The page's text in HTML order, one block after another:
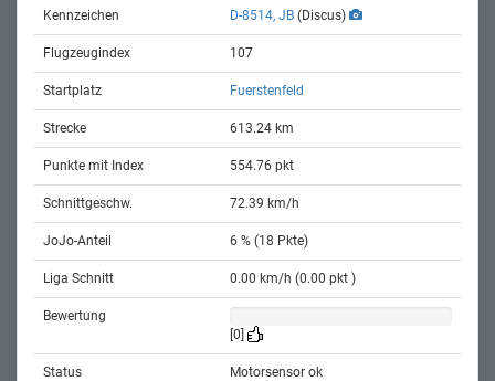
Kennzeichen D-8514, JB (Discus)
Flugzeugindex 107
Startplatz Fuerstenfeld
Strecke 613.24 km
Punkte mit Index 554.76 pkt
Schnittgeschw. 72.39 km/h
JoJo-Anteil 6 % (18 Pkte)
Liga Schnitt 0.00 km/h (0.00 pkt )
Bewertung
[0]
Status
Motorsensor ok